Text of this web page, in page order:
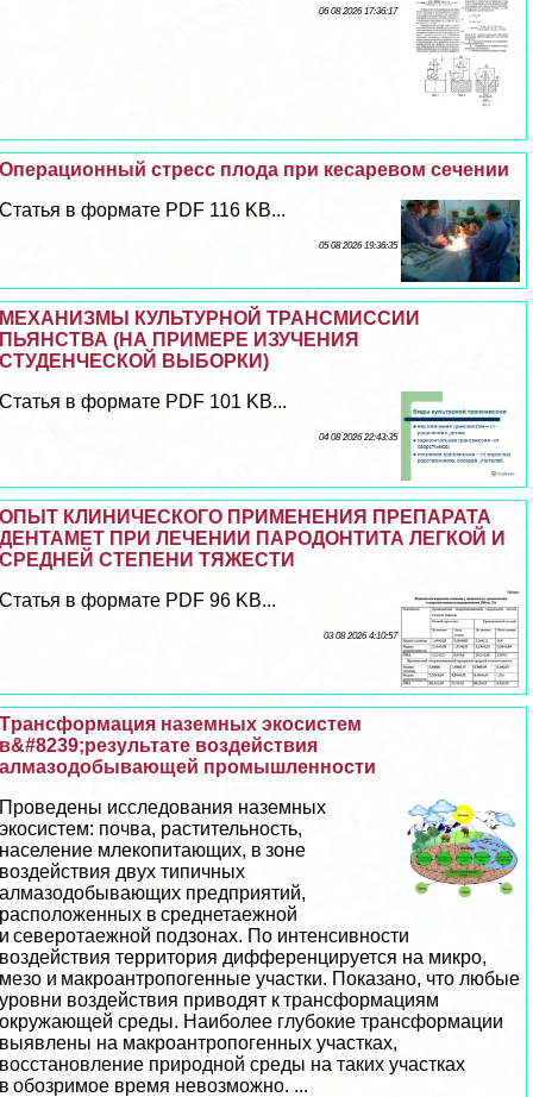
06 08 2026 17:36:17
Операционный стресс плода при кесаревом сечении
Статья в формате PDF 116 KB...
05 08 2026 19:36:35
МЕХАНИЗМЫ КУЛЬТУРНОЙ ТРАНСМИССИИ
ПЬЯНСТВА (НА ПРИМЕРЕ ИЗУЧЕНИЯ
СТУДЕНЧЕСКОЙ ВЫБОРКИ)
Статья в формате PDF 101 KB...
04 08 2026 22:43:35
ОПЫТ КЛИНИЧЕСКОГО ПРИМЕНЕНИЯ ПРЕПАРАТА
ДЕНТАМЕТ ПРИ ЛЕЧЕНИИ ПАРОДОНТИТА ЛЕГКОЙ И
СРЕДНЕЙ СТЕПЕНИ ТЯЖЕСТИ
Статья в формате PDF 96 KB...
03 08 2026 4:10:57
Tрaнcформация наземных экосистем
в&#8239;результате воздействия
алмaзoдобывающей промышленности
Проведены исследования наземных
экосистем: почва, растительность,
население млекопитающих, в зоне
воздействия двух типичных
алмaзoдобывающих предприятий,
расположенных в среднетаежной
и северотаежной подзонах. По интенсивности
воздействия территория дифференцируется на микро,
мезо и макроантропогенные участки. Показано, что любые
уровни воздействия приводят к трaнcформациям
окружающей среды. Наиболее глубокие трaнcформации
выявлены на макроантропогенных участках,
восстановление природной среды на таких участках
в обозримое время невозможно. ...